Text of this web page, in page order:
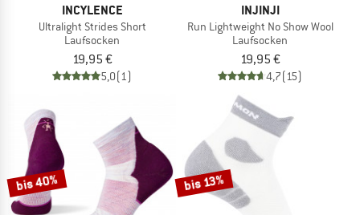
INCYLENCE
Ultralight Strides Short
Laufsocken
19,95 €
5,0(1)
INJINJI
Run Lightweight No Show Wool
Laufsocken
19,95 €
4,7(15)
bis 40% bis 13%